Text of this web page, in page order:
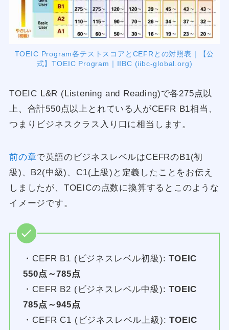
TOEIC Program各テストスコアとCEFRとの対照表｜【公
式】TOEIC Program｜IIBC (iibc-global.org)
TOEIC L&R (Listening and Reading)で各275点以
上、合計550点以上とれている人がCEFR B1相当、
つまりビジネスクラス入り口に相当します。
前の章で英語のビジネスレベルはCEFRのB1(初
級)、B2(中級)、C1(上級)と定義したことをお伝え
しましたが、TOEICの点数に換算するとこのような
イメージです。
・CEFR B1 (ビジネスレベル初級):TOEIC
550点～785点
・CEFR B2 (ビジネスレベル中級):TOEIC
785点～945点
・CEFR C1 (ビジネスレベル上級):TOEIC